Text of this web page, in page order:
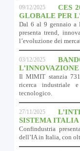
09/12/2025
CES
GLOBALE PER
Dal 6 al 9 gennaio a
presenta trend,
l’evoluzione dei
03/12/2025
L’INNOVAZIONE
Il MIMIT stanzia
ricerca industriale
tecnologico.
27/11/2025
SISTEMA ITALIA
Confindustria
dell’IA in Italia, con